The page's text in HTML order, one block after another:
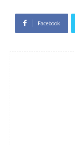
Facebook